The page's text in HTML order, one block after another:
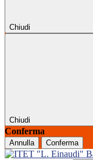
Chiudi
Chiudi
Conferma
Annulla Conferma